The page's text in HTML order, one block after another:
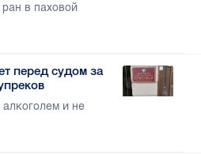
в паховой
перед судом за
и не